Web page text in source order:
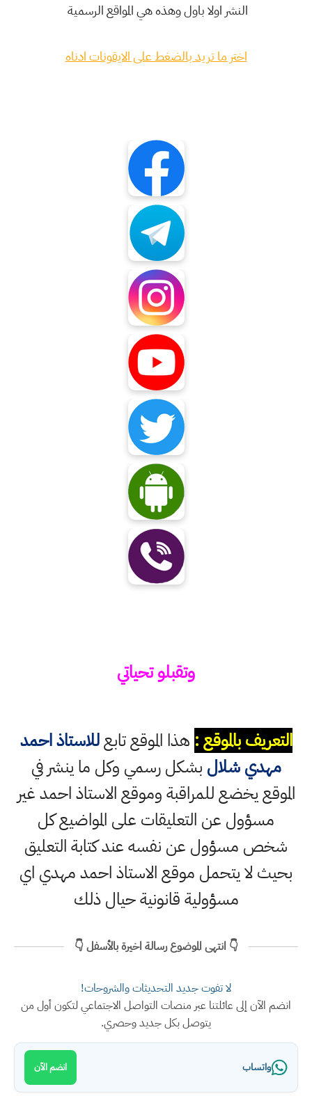
النشر اولا باول وهذه هي المواقع الرسمية
اختر ما تريد بالضغط على الايقونات ادناه
وتقبلو تحياتي
التعريف بالموقع : هذا الموقع تابعللاستاذ احمد
مهدي شلال بشكل رسمي وكل ما ينشر في
الموقع يخضع للمراقبة وموقع الاستاذ احمد غير
مسؤول عن التعليقات على المواضيع كل
شخص مسؤول عن نفسه عند كتابة التعليق
بحيث لا يتحمل موقع الاستاذ احمد مهدي اي
مسؤولية قانونية حيال ذلك
👇 انتهى الموضوع رسالة اخيرة بالأسفل 👇
لا تفوت جديد التحديثات والشروحات!
انضم الآن إلى عائلتنا عبر منصات التواصل الاجتماعي لتكون أول من
يتوصل بكل جديد وحصري.
واتساب انضم الآن